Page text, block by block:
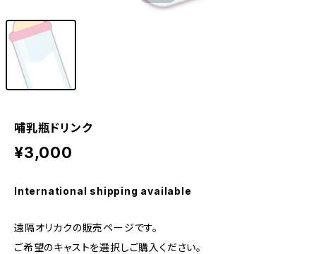
哺乳瓶ドリンク
¥3,000
International shipping available
遠隔オリカクの販売ページです。
ご希望のキャストを選択しご購入ください。